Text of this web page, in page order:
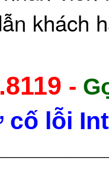
khách
-
cố lỗi